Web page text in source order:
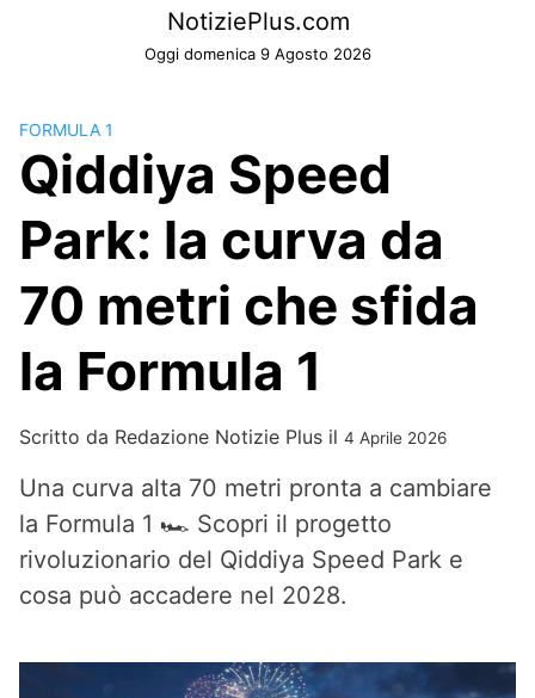
NotiziePlus.com
Oggi domenica 9 Agosto 2026
FORMULA 1
Qiddiya Speed
Park: la curva da
70 metri che sfida
la Formula 1
Scritto da Redazione Notizie Plus il 4 Aprile 2026
Una curva alta 70 metri pronta a cambiare
la Formula 1 🏎️ Scopri il progetto
rivoluzionario del Qiddiya Speed Park e
cosa può accadere nel 2028.